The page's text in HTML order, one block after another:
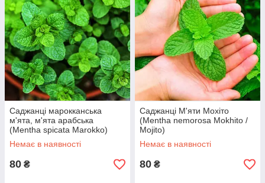
Саджанці марокканська
м'ята, м'ята арабська
(Mentha spicata Marokko)
Немає в наявності
80 ₴
Саджанці М'яти Мохіто
(Mentha nemorosa Mokhito /
Mojito)
Немає в наявності
80 ₴